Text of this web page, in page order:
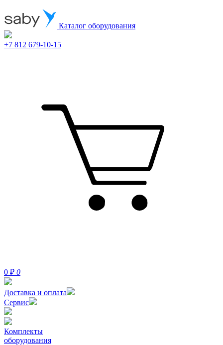
Каталог оборудования
+7 812 679-10-15
0 ₽ 0
Доставка и оплата
Сервис
Комплекты
оборудования